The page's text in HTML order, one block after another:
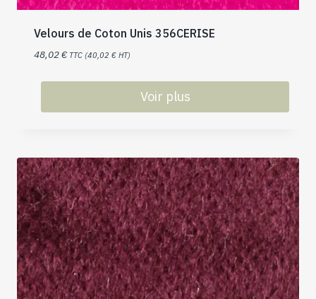
Velours de Coton Unis 356CERISE
48,02€ TTC (40,02 € HT)
Voir plus